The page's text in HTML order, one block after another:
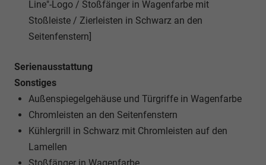
Line"-Logo / Stoßfänger in Wagenfarbe mit
Stoßleiste / Zierleisten in Schwarz an den
Seitenfenstern]
Serienausstattung
Sonstiges
Außenspiegelgehäuse und Türgriffe in Wagenfarbe
Chromleisten an den Seitenfenstern
Kühlergrill in Schwarz mit Chromleisten auf den
Lamellen
Stoßfänger in Wagenfarbe